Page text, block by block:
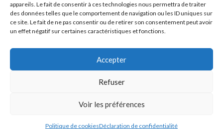
appareils. Le fait de consentir à ces technologies nous permettra de traiter
des données telles que le comportement de navigation ou les ID uniques sur
ce site. Le fait de ne pas consentir ou de retirer son consentement peut avoir
un effet négatif sur certaines caractéristiques et fonctions.
Accepter
Refuser
Voir les préférences
Politique de cookiesDéclaration de confidentialité